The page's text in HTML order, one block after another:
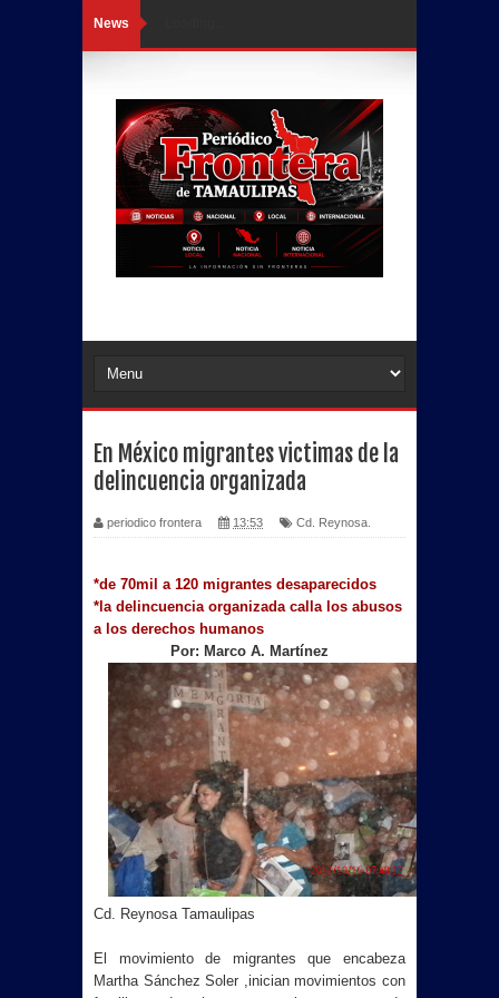
News
En México migrantes victimas de la
delincuencia organizada
periodico frontera 13:53 Cd. Reynosa.
*de 70mil a 120 migrantes desaparecidos
*la delincuencia organizada calla los abusos
a los derechos humanos
Por: Marco A. Martínez
Cd. Reynosa Tamaulipas
El movimiento de migrantes que encabeza
Martha Sánchez Soler ,inician movimientos con